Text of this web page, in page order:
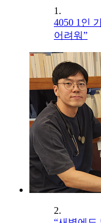
1.
4050 1인
어려워”
2.